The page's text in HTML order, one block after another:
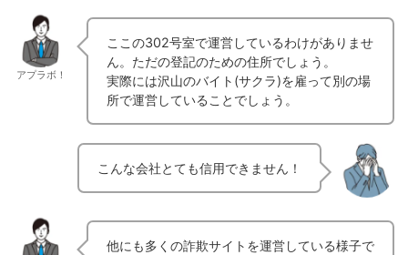
アプラボ！
ここの302号室で運営しているわけがありませ
ん。ただの登記のための住所でしょう。
実際には沢山のバイト(サクラ)を雇って別の場
所で運営していることでしょう。
こんな会社とても信用できません！
他にも多くの詐欺サイトを運営している様子で